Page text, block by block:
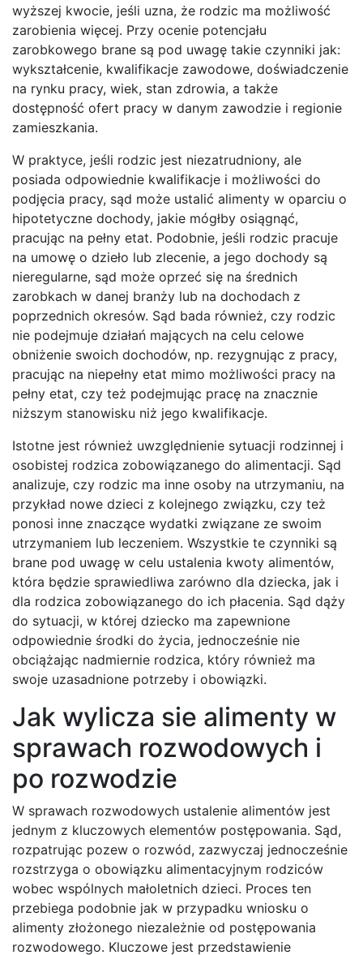
wyższej kwocie, jeśli uzna, że rodzic ma możliwość
zarobienia więcej. Przy ocenie potencjału
zarobkowego brane są pod uwagę takie czynniki jak:
wykształcenie, kwalifikacje zawodowe, doświadczenie
na rynku pracy, wiek, stan zdrowia, a także
dostępność ofert pracy w danym zawodzie i regionie
zamieszkania.
W praktyce, jeśli rodzic jest niezatrudniony, ale
posiada odpowiednie kwalifikacje i możliwości do
podjęcia pracy, sąd może ustalić alimenty w oparciu o
hipotetyczne dochody, jakie mógłby osiągnąć,
pracując na pełny etat. Podobnie, jeśli rodzic pracuje
na umowę o dzieło lub zlecenie, a jego dochody są
nieregularne, sąd może oprzeć się na średnich
zarobkach w danej branży lub na dochodach z
poprzednich okresów. Sąd bada również, czy rodzic
nie podejmuje działań mających na celu celowe
obniżenie swoich dochodów, np. rezygnując z pracy,
pracując na niepełny etat mimo możliwości pracy na
pełny etat, czy też podejmując pracę na znacznie
niższym stanowisku niż jego kwalifikacje.
Istotne jest również uwzględnienie sytuacji rodzinnej i
osobistej rodzica zobowiązanego do alimentacji. Sąd
analizuje, czy rodzic ma inne osoby na utrzymaniu, na
przykład nowe dzieci z kolejnego związku, czy też
ponosi inne znaczące wydatki związane ze swoim
utrzymaniem lub leczeniem. Wszystkie te czynniki są
brane pod uwagę w celu ustalenia kwoty alimentów,
która będzie sprawiedliwa zarówno dla dziecka, jak i
dla rodzica zobowiązanego do ich płacenia. Sąd dąży
do sytuacji, w której dziecko ma zapewnione
odpowiednie środki do życia, jednocześnie nie
obciążając nadmiernie rodzica, który również ma
swoje uzasadnione potrzeby i obowiązki.
Jak wylicza sie alimenty w
sprawach rozwodowych i
po rozwodzie
W sprawach rozwodowych ustalenie alimentów jest
jednym z kluczowych elementów postępowania. Sąd,
rozpatrując pozew o rozwód, zazwyczaj jednocześnie
rozstrzyga o obowiązku alimentacyjnym rodziców
wobec wspólnych małoletnich dzieci. Proces ten
przebiega podobnie jak w przypadku wniosku o
alimenty złożonego niezależnie od postępowania
rozwodowego. Kluczowe jest przedstawienie